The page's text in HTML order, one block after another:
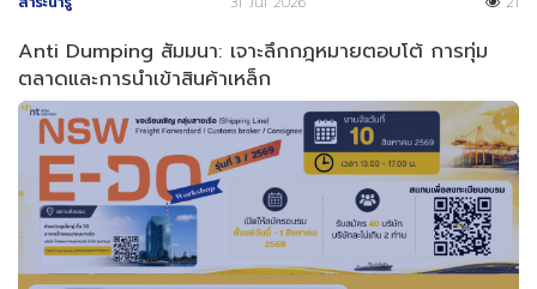
Anti Dumping สัมมนา: เจาะลึกกฎหมายตอบโต้ การทุ่ม
ตลาดและการนำเข้าสินค้าเหล็ก